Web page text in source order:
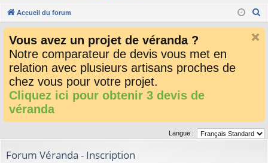
co
ci
u
s
ne cri
Accueil du forum
r
Vous avez un projet de véranda ?
Notre comparateur de devis vous met en
relation avec plusieurs artisans proches de
chez vous pour votre projet.
Cliquez ici pour obtenir 3 devis de
véranda
Langue :
Forum Véranda - Inscription